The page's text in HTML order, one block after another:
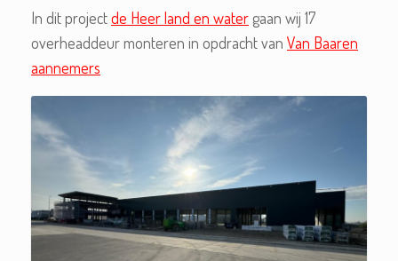
In dit projectde Heer land en watergaan wij 17
overheaddeur monteren in opdracht van Van Baaren
aannemers